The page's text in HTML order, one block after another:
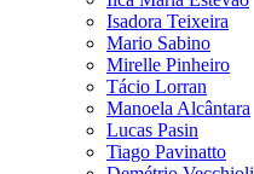
Isadora Teixeira
Mario Sabino
Mirelle Pinheiro
Tácio Lorran
Manoela Alcântara
Lucas Pasin
Tiago Pavinatto